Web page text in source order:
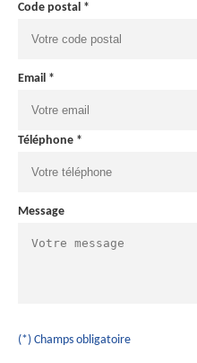
Code postal *
Email *
Téléphone *
Message
(*) Champs obligatoire